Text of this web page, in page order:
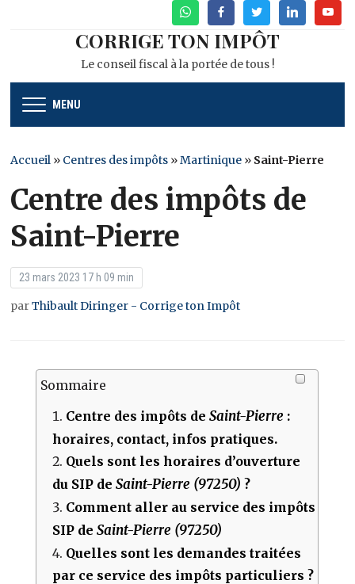
WhatsAppFacebookTwitterLinkedin
CORRIGE TON IMPÔT
Le conseil fiscal à la portée de tous !
MENU
Accueil » Centres des impôts »Martinique » Saint-Pierre
Centre des impôts de
Saint-Pierre
23 mars 2023 17 h 09 min
parThibault Diringer - Corrige ton Impôt
Sommaire
Centre des impôts deSaint-Pierre :
horaires, contact, infos pratiques.
Quels sont les horaires d’ouverture
du SIP deSaint-Pierre (97250) ?
Comment aller au service des impôts
SIP deSaint-Pierre (97250)
Quelles sont les demandes traitées
par ce service des impôts particuliers ?